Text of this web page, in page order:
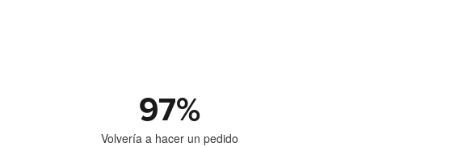
97%
Volvería a hacer un pedido